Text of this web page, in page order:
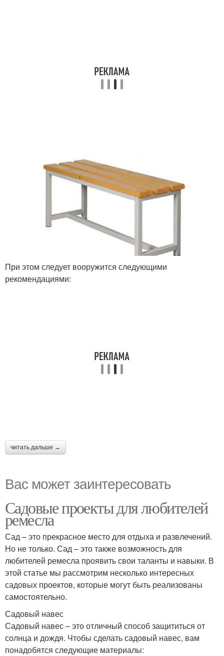
При этом следует вооружится следующими
рекомендациями:
читать дальше →
Вас может заинтересовать
Садовые проекты для любителей
ремесла
Сад – это прекрасное место для отдыха и развлечений.
Но не только. Сад – это также возможность для
любителей ремесла проявить свои таланты и навыки. В
этой статье мы рассмотрим несколько интересных
садовых проектов, которые могут быть реализованы
самостоятельно.
Садовый навес
Садовый навес – это отличный способ защититься от
солнца и дождя. Чтобы сделать садовый навес, вам
понадобятся следующие материалы: